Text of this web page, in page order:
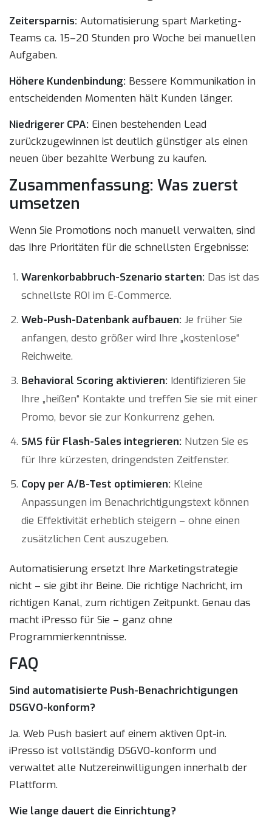
Zeitersparnis: Automatisierung spart Marketing-
Teams ca. 15–20 Stunden pro Woche bei manuellen
Aufgaben.
Höhere Kundenbindung: Bessere Kommunikation in
entscheidenden Momenten hält Kunden länger.
Niedrigerer CPA: Einen bestehenden Lead
zurückzugewinnen ist deutlich günstiger als einen
neuen über bezahlte Werbung zu kaufen.
Zusammenfassung: Was zuerst
umsetzen
Wenn Sie Promotions noch manuell verwalten, sind
das Ihre Prioritäten für die schnellsten Ergebnisse:
Warenkorbabbruch-Szenario starten: Das ist das
schnellste ROI im E-Commerce.
Web-Push-Datenbank aufbauen: Je früher Sie
anfangen, desto größer wird Ihre „kostenlose“
Reichweite.
Behavioral Scoring aktivieren: Identifizieren Sie
Ihre „heißen“ Kontakte und treffen Sie sie mit einer
Promo, bevor sie zur Konkurrenz gehen.
SMS für Flash-Sales integrieren: Nutzen Sie es
für Ihre kürzesten, dringendsten Zeitfenster.
Copy per A/B-Test optimieren: Kleine
Anpassungen im Benachrichtigungstext können
die Effektivität erheblich steigern – ohne einen
zusätzlichen Cent auszugeben.
Automatisierung ersetzt Ihre Marketingstrategie
nicht – sie gibt ihr Beine. Die richtige Nachricht, im
richtigen Kanal, zum richtigen Zeitpunkt. Genau das
macht iPresso für Sie – ganz ohne
Programmierkenntnisse.
FAQ
Sind automatisierte Push-Benachrichtigungen
DSGVO-konform?
Ja. Web Push basiert auf einem aktiven Opt-in.
iPresso ist vollständig DSGVO-konform und
verwaltet alle Nutzereinwilligungen innerhalb der
Plattform.
Wie lange dauert die Einrichtung?